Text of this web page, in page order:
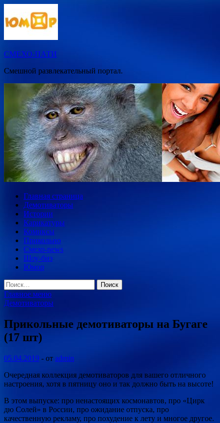
к
содержимому
СМЕХО-ПАТИ
Смешной развлекательный портал.
Главная страница
Демотиваторы
Истории
Карикатуры
Комиксы
Прикольно
Смехо-news
Шоу-биз
Юмор
Найти:
Главное меню
Демотиваторы
Прикольные демотиваторы на Бугаге
(17 шт)
05.04.2019 - от admin
Очередная коллекция демотиваторов для вашего отличного
настроения, хотя в пятницу оно и так должно быть на высоте!
В этом выпуске: про ненастоящих космонавтов, про «Цирк
дю Солей» в России, про ожидание отпуска, про
качественную рекламу, про похудение к лету и многое другое.